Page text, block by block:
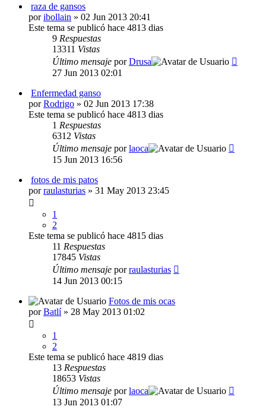
raza de gansos
poribollain » 02 Jun 2013 20:41
Este tema se publicó hace 4813 dias
9 Respuestas
13311 Vistas
Último mensaje porDrusa
27 Jun 2013 02:01
Enfermedad ganso
porRodrigo » 02 Jun 2013 17:38
Este tema se publicó hace 4813 dias
1 Respuestas
6312 Vistas
Último mensaje porlaoca
15 Jun 2013 16:56
fotos de mis patos
porraulasturias » 31 May 2013 23:45
1
2
Este tema se publicó hace 4815 dias
11 Respuestas
17845 Vistas
Último mensaje porraulasturias
14 Jun 2013 00:15
Fotos de mis ocas
porBatlí» 28 May 2013 01:02
1
2
Este tema se publicó hace 4819 dias
13 Respuestas
18653 Vistas
Último mensaje porlaoca
13 Jun 2013 01:07